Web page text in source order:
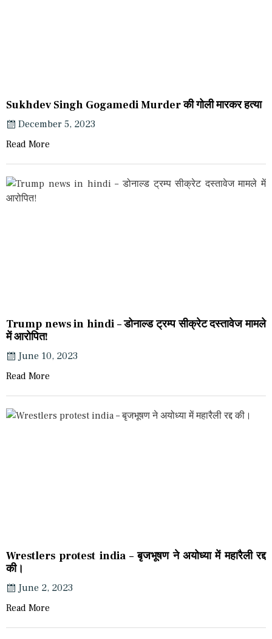
Sukhdev Singh Gogamedi Murder की गोली मारकर हत्या
December 5, 2023
Read More
Trump news in hindi – डोनाल्ड ट्रम्प सीक्रेट दस्तावेज मामले
में आरोपित!
June 10, 2023
Read More
Wrestlers protest india – बृजभूषण ने अयोध्या में महारैली रद्द
की।
June 2, 2023
Read More